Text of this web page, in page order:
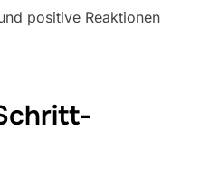
positive Reaktionen